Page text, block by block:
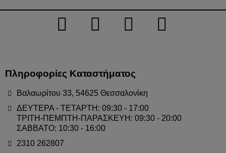
Πληροφορίες Καταστήματος
Βαλαωρίτου 33, 54625 Θεσσαλονίκη
ΔΕΥΤΕΡΑ - ΤΕΤΑΡΤΗ: 09:30 - 17:00
ΤΡΙΤΗ-ΠΕΜΠΤΗ-ΠΑΡΑΣΚΕΥΗ: 09:30 - 20:00
ΣΑΒΒΑΤΟ: 10:30 - 16:00
2310 262807